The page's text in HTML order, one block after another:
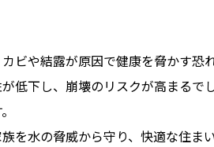
ビや結露が原因で健康を脅かす恐れ
低下し、崩壊のリスクが高まるでし
を水の脅威から守り、快適な住まい